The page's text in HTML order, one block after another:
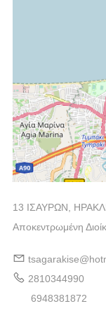
13 ΙΣΑΥΡΩΝ,
Αποκεντρωμένη
2810344990
6948381872